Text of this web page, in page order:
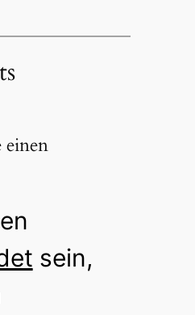
einen
sein,